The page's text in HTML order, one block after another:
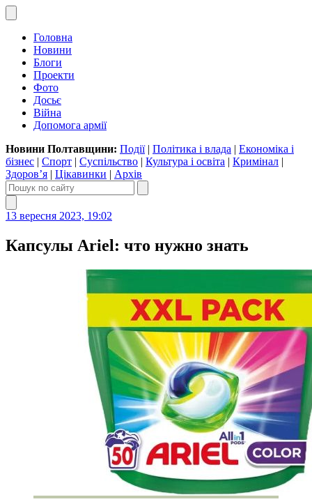
Головна
Новини
Блоги
Проекти
Фото
Досьє
Війна
Допомога армії
Новини Полтавщини: Події| Політика і влада | Економіка і
бізнес | Спорт | Суспільство | Культура і освіта | Кримінал |
Здоров’я | Цікавинки | Архів
13 вересня 2023, 19:02
Капсулы Ariel: что нужно знать